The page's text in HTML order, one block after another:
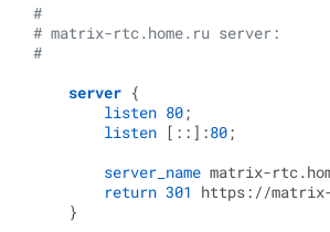
#
# matrix-rtc.home.ru server:
#
server {
listen 80;
listen [::]:80;
server_name matrix-
return 301 https://
    }